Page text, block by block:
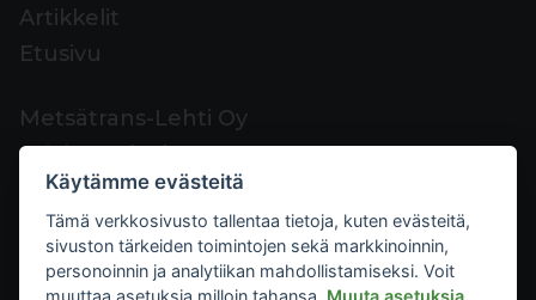
Artikkelit
Etusivu
Metsätrans-Lehti Oy
Asiakaspalvelu
Yhteystiedot
Palaute
Mediakortti
Käytämme evästeitä
Tämä verkkosivusto tallentaa tietoja, kuten evästeitä,
sivuston tärkeiden toimintojen sekä markkinoinnin,
personoinnin ja analytiikan mahdollistamiseksi. Voit
muuttaa asetuksia milloin tahansa. Muuta asetuksia